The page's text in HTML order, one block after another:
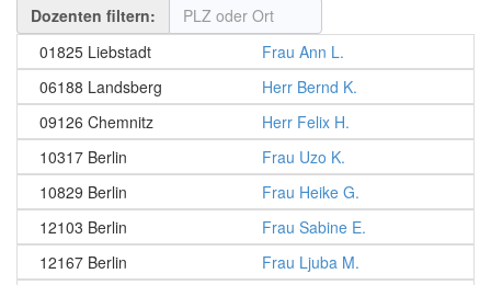
Dozenten filtern:
01825 Liebstadt
Frau Ann L.
06188 Landsberg
Herr Bernd K.
09126 Chemnitz
Herr Felix H.
10317 Berlin
Frau Uzo K.
10829 Berlin
Frau Heike G.
12103 Berlin
Frau Sabine E.
12167 Berlin
Frau Ljuba M.